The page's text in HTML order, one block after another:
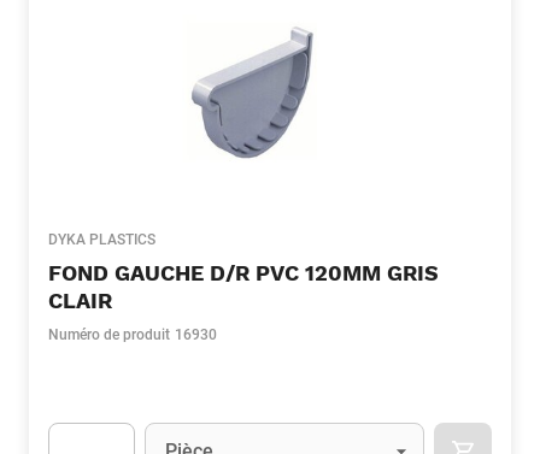
DYKA PLASTICS
FOND GAUCHE D/R PVC 120MM GRIS
CLAIR
Numéro de produit 16930
Unité